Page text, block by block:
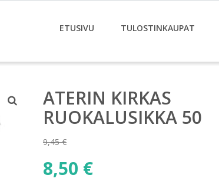
ETUSIVU TULOSTINKAUPAT
ATERIN KIRKAS
RUOKALUSIKKA 50
9,45€
Alkuperäinen
hinta
8,50 €